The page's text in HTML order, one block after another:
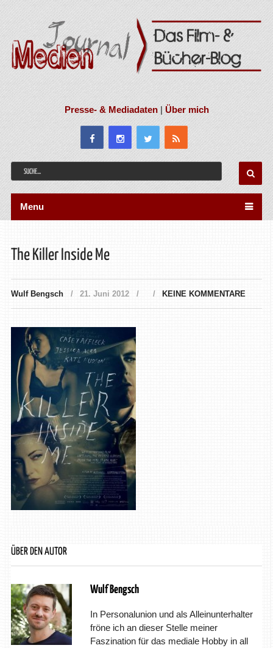
Presse- & Mediadaten|Über mich
Menu
The Killer Inside Me
Wulf Bengsch 21. Juni 2012 KEINE KOMMENTARE
ÜBER DEN AUTOR
Wulf Bengsch
In Personalunion und als Alleinunterhalter
fröne ich an dieser Stelle meiner
Faszination für das mediale Hobby in all